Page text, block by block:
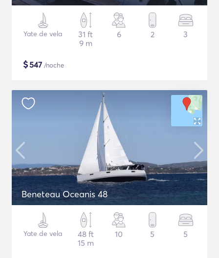
Yate de vela
31 ft
9 m
6 2 3
$547 /noche
Beneteau Oceanis 48
Yate de vela
48 ft
15 m
10 5 5